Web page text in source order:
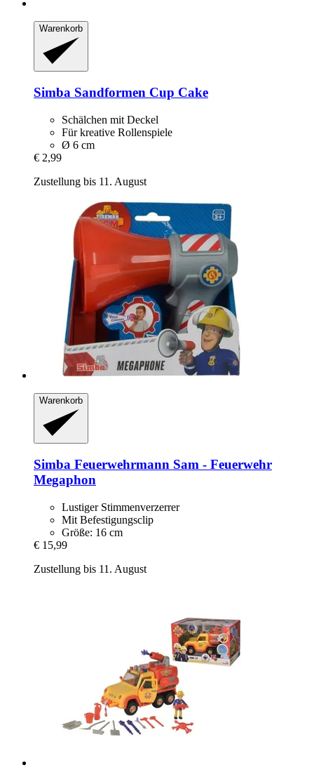
Warenkorb
Simba Sandformen Cup Cake
Schälchen mit Deckel
Für kreative Rollenspiele
Ø 6 cm
€ 2,99
Zustellung bis 11. August
Warenkorb
Simba Feuerwehrmann Sam -​ Feuerwehr
Megaphon
Lustiger Stimmenverzerrer
Mit Befestigungsclip
Größe: 16 cm
€ 15,99
Zustellung bis 11. August